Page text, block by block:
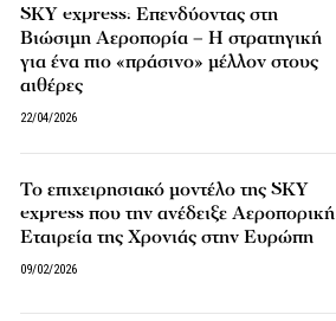
SKY express: Επενδύοντας στη
Βιώσιμη Αεροπορία – Η στρατηγική
για ένα πιο «πράσινο» μέλλον στους
αιθέρες
22/04/2026
Το επιχειρησιακό μοντέλο της SKY
express που την ανέδειξε Αεροπορική
Εταιρεία της Χρονιάς στην Ευρώπη
09/02/2026